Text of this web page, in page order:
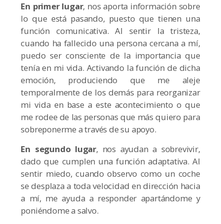
En primer lugar, nos aporta información sobre
lo que está pasando, puesto que tienen una
función comunicativa. Al sentir la tristeza,
cuando ha fallecido una persona cercana a mí,
puedo ser consciente de la importancia que
tenía en mi vida. Activando la función de dicha
emoción, produciendo que me aleje
temporalmente de los demás para reorganizar
mi vida en base a este acontecimiento o que
me rodee de las personas que más quiero para
sobreponerme a través de su apoyo.
En segundo lugar, nos ayudan a sobrevivir,
dado que cumplen una función adaptativa. Al
sentir miedo, cuando observo como un coche
se desplaza a toda velocidad en dirección hacia
a mí, me ayuda a responder apartándome y
poniéndome a salvo.